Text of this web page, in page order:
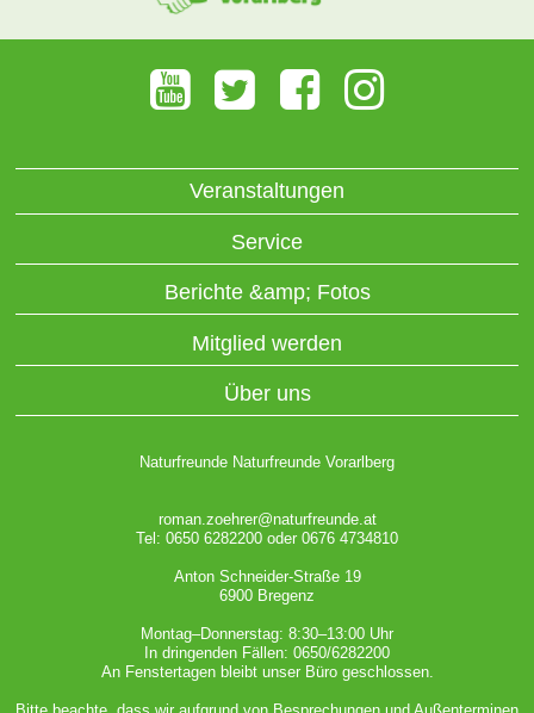
Veranstaltungen
Service
Berichte &amp; Fotos
Mitglied werden
Über uns
Naturfreunde Naturfreunde Vorarlberg
roman.zoehrer@naturfreunde.at
Tel: 0650 6282200 oder 0676 4734810
Anton Schneider-Straße 19
6900 Bregenz
Montag–Donnerstag: 8:30–13:00 Uhr
In dringenden Fällen: 0650/6282200
An Fenstertagen bleibt unser Büro geschlossen.